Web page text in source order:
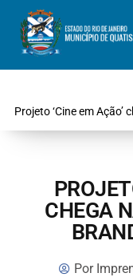
Projeto ‘Cine em
CHEGA
Por